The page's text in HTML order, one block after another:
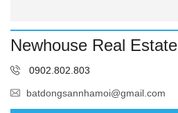
Newhouse Real Estate
0902.802.803
batdongsannhamoi@gmail.com